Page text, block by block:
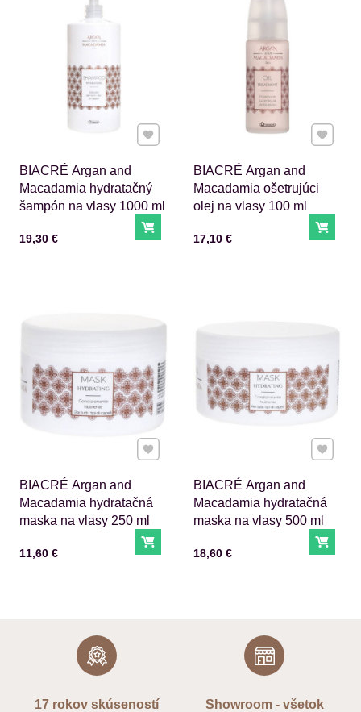
BIACRÉ Argan and
Macadamia hydratačný
šampón na vlasy 1000 ml
Cena s DPH
19,30 € Do košíka
Pridať k Obľúbeným
BIACRÉ Argan and
Macadamia ošetrujúci
olej na vlasy 100 ml
Cena s DPH
17,10 € Do
Pridať
BIACRÉ Argan and
Macadamia hydratačná
maska na vlasy 250 ml
Cena s DPH
11,60 € Do košíka
Pridať k Obľúbeným
BIACRÉ Argan and
Macadamia hydratačná
maska na vlasy 500 ml
Cena s DPH
18,60 € Do
Pridať
17 rokov skúseností
Showroom - všetok